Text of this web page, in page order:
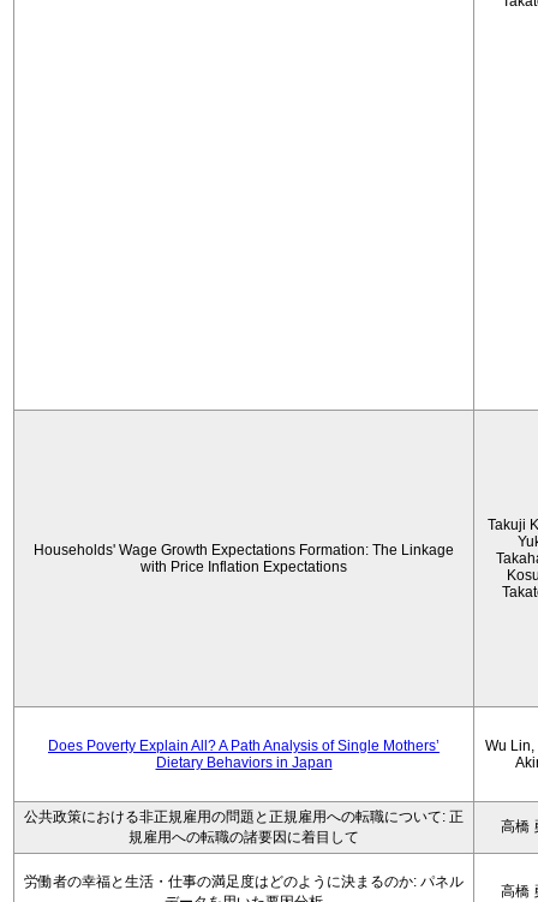
Households' Wage Growth Expectations Formation: The Linkage
with Price Inflation Expectations
Takuji
Does Poverty Explain All? A Path Analysis of Single Mothers’
Dietary Behaviors in Japan
Wu Lin,
公共政策における非正規雇用の問題と正規雇用への転職について: 正
規雇用への転職の諸要因に着目して
高橋
労働者の幸福と生活・仕事の満足度はどのように決まるのか: パネル
高橋